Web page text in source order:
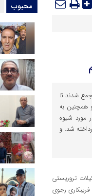
شدند تا
همچنین به
مورد شیوه
شد. و
تروریستی
رجوی
محبوب